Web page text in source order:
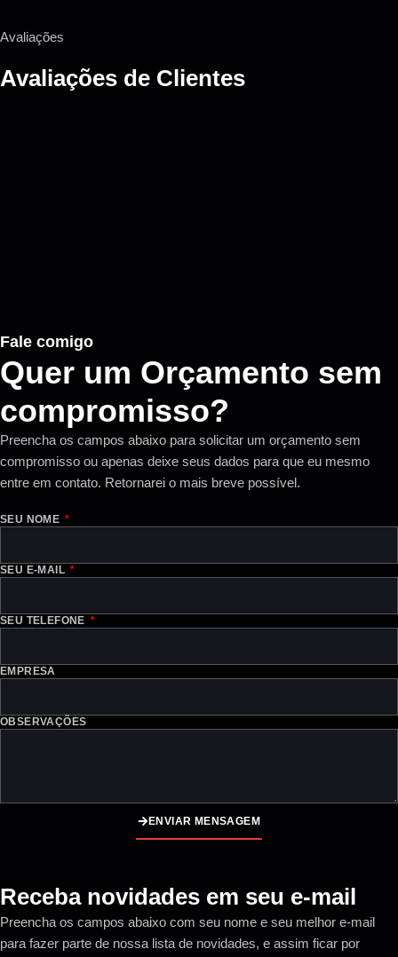
Avaliações
Avaliações de Clientes
Fale comigo
Quer um Orçamento sem
compromisso?
Preencha os campos abaixo para solicitar um orçamento sem
compromisso ou apenas deixe seus dados para que eu mesmo
entre em contato. Retornarei o mais breve possível.
SEU NOME
SEU E-MAIL
SEU TELEFONE
EMPRESA
OBSERVAÇÕES
ENVIAR MENSAGEM
Receba novidades em seu e-mail
Preencha os campos abaixo com seu nome e seu melhor e-mail
para fazer parte de nossa lista de novidades, e assim ficar por